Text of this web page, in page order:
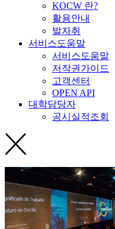
KOCW 란?
활용안내
발자취
서비스도움말
서비스도움말
저작권가이드
고객센터
OPEN API
대학담당자
공시실적조회